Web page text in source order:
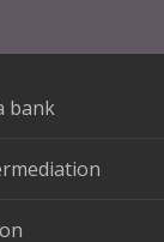
bank